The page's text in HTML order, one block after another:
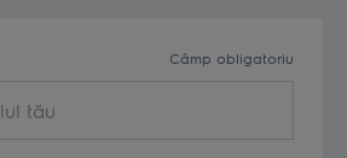
Câmp obligatoriu